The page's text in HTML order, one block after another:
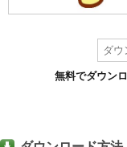
無料でダウン